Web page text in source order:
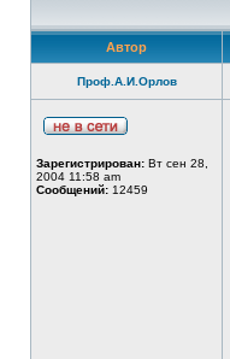
Автор
Проф.А.И.Орлов
Зарегистрирован: Вт сен 28,
2004 11:58 am
Сообщений: 12459